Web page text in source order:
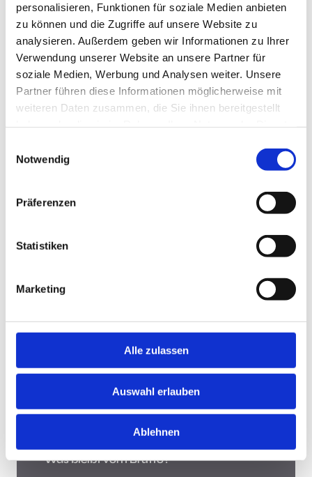
personalisieren, Funktionen für soziale Medien anbieten
zu können und die Zugriffe auf unsere Website zu
analysieren. Außerdem geben wir Informationen zu Ihrer
Verwendung unserer Website an unsere Partner für
soziale Medien, Werbung und Analysen weiter. Unsere
Partner führen diese Informationen möglicherweise mit
weiteren Daten zusammen, die Sie ihnen bereitgestellt
Notwendig
Präferenzen
Statistiken
Marketing
Alle zulassen
Auswahl erlauben
Ablehnen
Jobs in der Nähe!
Auf unserer Plattform findest Du eine große Auswahl
an Stellenangeboten, die nach Städten sortiert sind,
suchen kannst. Egal, ob Du eine neue
Herausforderung suchst, einen beruflichen Wechsel
planst oder einfach eine Stelle in Deinem aktuellen
Hast Du keine Lust und Zeit, auf Jobbörsen jede
Stellenanzeige zu durchsuchen? Teste die "Jobsuche
Dir Jobs vorschlagen, die zu Dir passen.
Was bleibt vom Brutto?
Was bleibt vom Brutto?